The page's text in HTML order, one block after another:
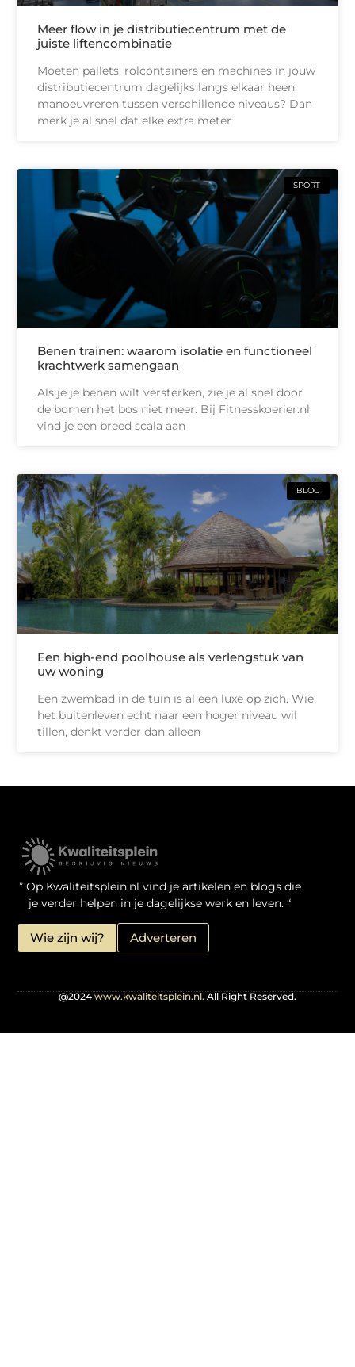
Meer flow in je distributiecentrum met de
juiste liftencombinatie
Moeten pallets, rolcontainers en machines in jouw
distributiecentrum dagelijks langs elkaar heen
manoeuvreren tussen verschillende niveaus? Dan
merk je al snel dat elke extra meter
SPORT
Benen trainen: waarom isolatie en functioneel
krachtwerk samengaan
Als je je benen wilt versterken, zie je al snel door
de bomen het bos niet meer. Bij Fitnesskoerier.nl
vind je een breed scala aan
BLOG
Een high-end poolhouse als verlengstuk van
uw woning
Een zwembad in de tuin is al een luxe op zich. Wie
het buitenleven echt naar een hoger niveau wil
tillen, denkt verder dan alleen
” Op Kwaliteitsplein.nl vind je artikelen en blogs die
je verder helpen in je dagelijkse werk en leven. “
Wie zijn wij? Adverteren
@2024 www.kwaliteitsplein.nl. All Right Reserved.